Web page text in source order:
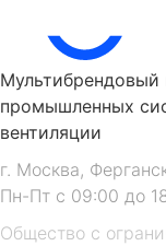
Мультибрендовый
промышленных
вентиляции
г. Москва,
Пн-Пт с 09:00 до
Общество с